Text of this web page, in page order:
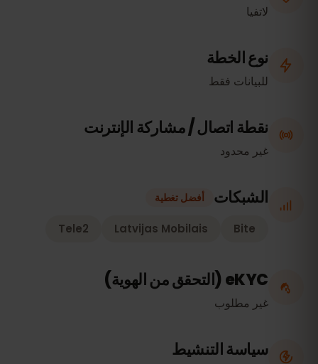
لاتفيا
نوع الخطة
للبيانات فقط
نقطة اتصال / مشاركة الإنترنت
غير محدود
الشبكات أفضل تغطية
Bite
Latvijas Mobilais
Tele2
eKYC (التحقق من الهوية)
غير مطلوب
سياسة التنشيط